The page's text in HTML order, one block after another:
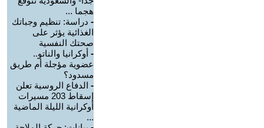
هجما ...
- دراسة: تنظيم وجباتك
الغذائية يؤثر على
صحتك النفسية
- أوكرانيا والناتو..
عضوية مؤجلة أم طريق
مسدود؟
- الدفاع الروسية تعلن
إسقاط 203 مسيرات
أوكرانية الليلة الماضية
...